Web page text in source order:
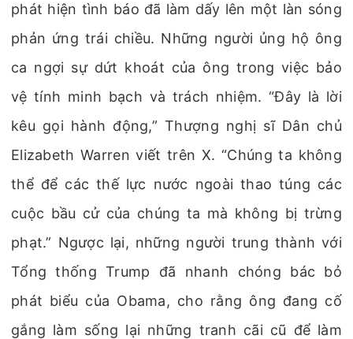
phát hiện tình báo đã làm dấy lên một làn sóng
phản ứng trái chiều. Những người ủng hộ ông
ca ngợi sự dứt khoát của ông trong việc bảo
vệ tính minh bạch và trách nhiệm. “Đây là lời
kêu gọi hành động,” Thượng nghị sĩ Dân chủ
Elizabeth Warren viết trên X. “Chúng ta không
thể để các thế lực nước ngoài thao túng các
cuộc bầu cử của chúng ta mà không bị trừng
phạt.” Ngược lại, những người trung thành với
Tổng thống Trump đã nhanh chóng bác bỏ
phát biểu của Obama, cho rằng ông đang cố
gắng làm sống lại những tranh cãi cũ để làm